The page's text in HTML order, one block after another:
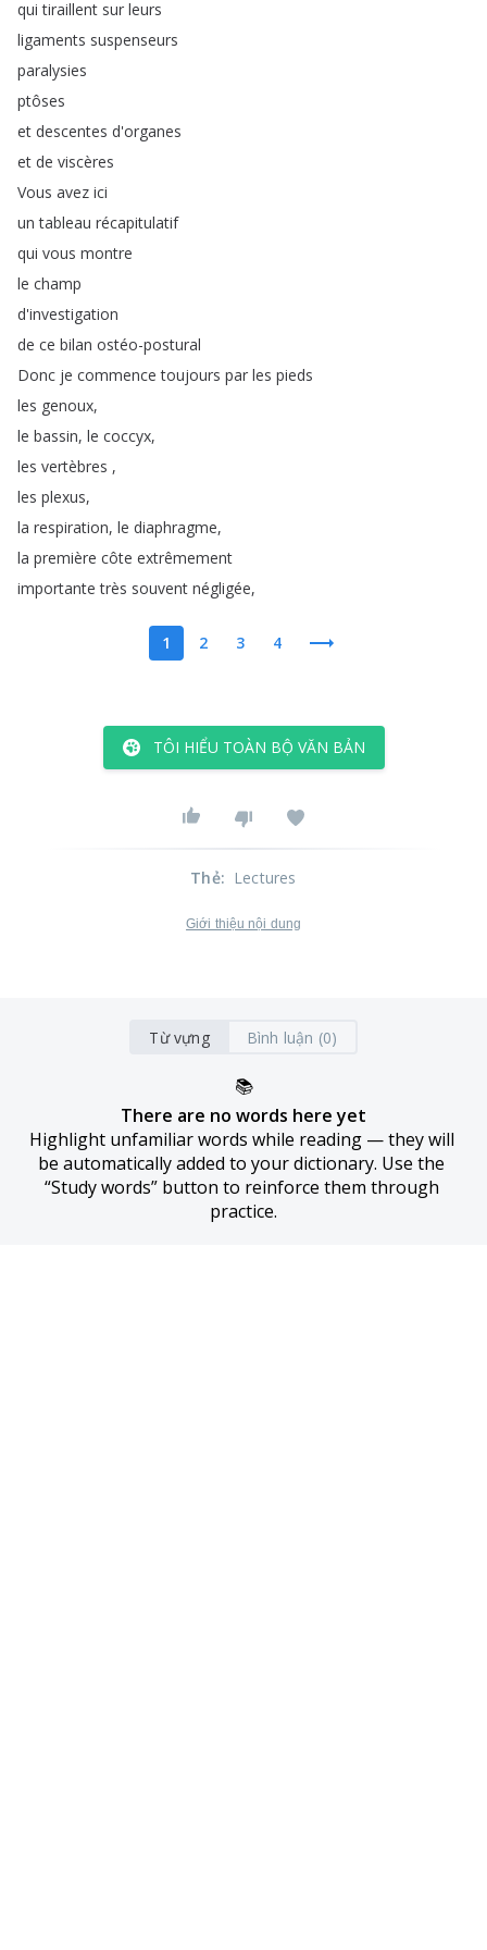
qui tiraillent sur leurs
ligaments suspenseurs
paralysies
ptôses
et descentes d'organes
et de viscères
Vous avez ici
un tableau récapitulatif
qui vous montre
le champ
d'investigation
de ce bilan ostéo-postural
Donc je commence toujours par les pieds
les genoux,
le bassin, le coccyx,
les vertèbres ,
les plexus,
la respiration, le diaphragme,
la première côte extrêmement
importante très souvent négligée,
1 2 3 4
TÔI HIỂU TOÀN BỘ VĂN BẢN
Thẻ: Lectures
Giới thiệu nội dung
Từ vựng Bình luận (0)
📚
There are no words here yet
Highlight unfamiliar words while reading — they will
be automatically added to your dictionary. Use the
“Study words” button to reinforce them through
practice.